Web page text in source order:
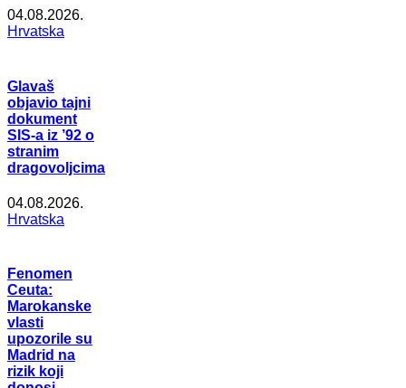
04.08.2026.
Hrvatska
Glavaš
objavio tajni
dokument
SIS-a iz ’92 o
stranim
dragovoljcima
04.08.2026.
Hrvatska
Fenomen
Ceuta:
Marokanske
vlasti
upozorile su
Madrid na
rizik koji